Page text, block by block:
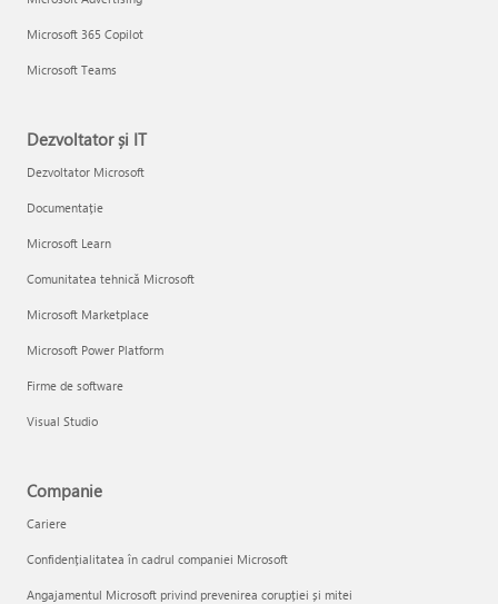
Microsoft 365 Copilot
Microsoft Teams
Dezvoltator și IT
Dezvoltator Microsoft
Documentație
Microsoft Learn
Comunitatea tehnică Microsoft
Microsoft Marketplace
Microsoft Power Platform
Firme de software
Visual Studio
Companie
Cariere
Confidențialitatea în cadrul companiei Microsoft
Angajamentul Microsoft privind prevenirea corupției și mitei